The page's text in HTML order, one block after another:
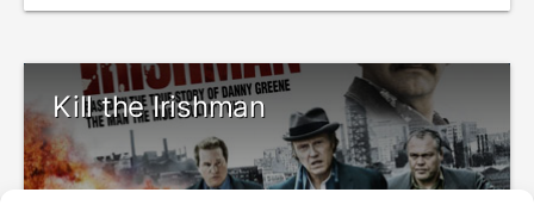
Kill the Irishman